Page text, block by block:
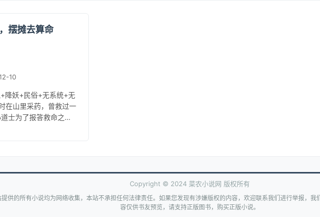
摆摊去算命
10
降妖+民俗+无系统+无
在山里采药，曾救过一
士为了报答救命之
Copyright © 2024 菜农小说网 版权所有
提供的所有小说均为网络收集，本站不承担任何法律责任。如果您发现有涉嫌版权的内容，欢迎联系我们进行举报，我
容仅供书友预览，请支持正版图书，购买正版小说。